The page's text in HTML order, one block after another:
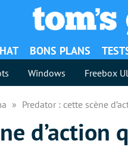
BONS PLANS
Windows Freebox
Predator : cette scène
d’action